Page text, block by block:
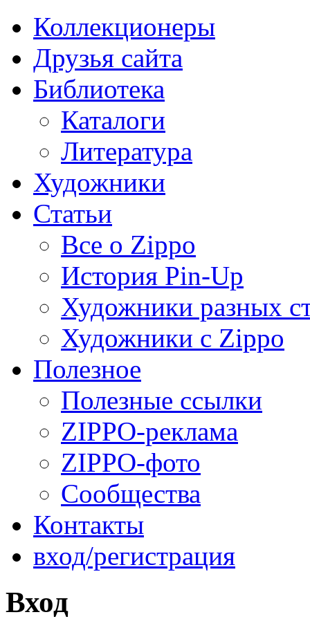
Коллекционеры
Друзья сайта
Библиотека
Каталоги
Литература
Художники
Статьи
Все о Zippo
История Pin-Up
Художники разных
Художники с Zippo
Полезное
Полезные ссылки
ZIPPO-реклама
ZIPPO-фото
Сообщества
Контакты
вход/регистрация
Вход